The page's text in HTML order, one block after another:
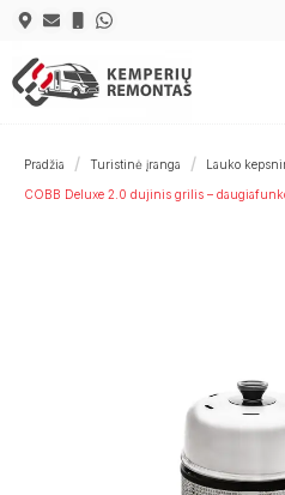
Pradžia Turistinė įranga Lauko
COBB Deluxe 2.0 dujinis grilis –